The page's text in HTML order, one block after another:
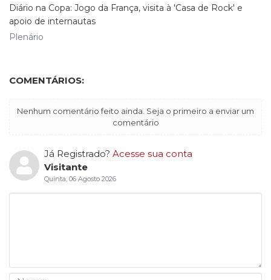
​Diário na Copa: Jogo da França, visita à 'Casa de Rock' e
apoio de internautas
Plenário
COMENTÁRIOS:
Nenhum comentário feito ainda. Seja o primeiro a enviar um
comentário
Já Registrado? Acesse sua conta
Visitante
Quinta, 06 Agosto 2026